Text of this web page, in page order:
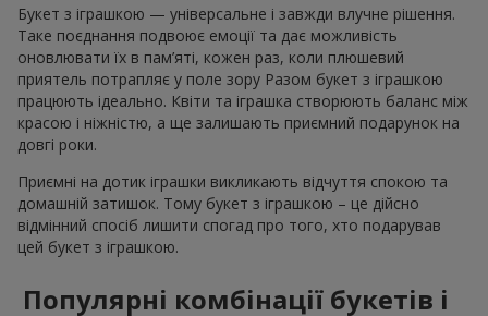
Букет з іграшкою — універсальне і завжди влучне рішення.
Таке поєднання подвоює емоції та дає можливість
оновлювати їх в пам’яті, кожен раз, коли плюшевий
приятель потрапляє у поле зору Разом букет з іграшкою
працюють ідеально. Квіти та іграшка створюють баланс між
красою і ніжністю, а ще залишають приємний подарунок на
довгі роки.
Приємні на дотик іграшки викликають відчуття спокою та
домашній затишок. Тому букет з іграшкою – це дійсно
відмінний спосіб лишити спогад про того, хто подарував
цей букет з іграшкою.
Популярні комбінації букетів і